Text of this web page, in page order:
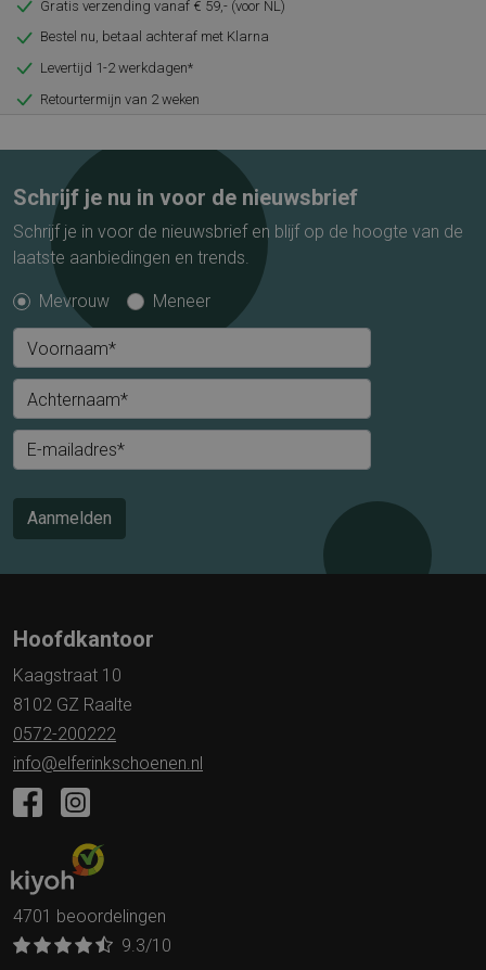
Gratis verzending vanaf € 59,- (voor NL)
Bestel nu, betaal achteraf met Klarna
Levertijd 1-2 werkdagen*
Retourtermijn van 2 weken
Schrijf je nu in voor de nieuwsbrief
Schrijf je in voor de nieuwsbrief en blijf op de hoogte van de
laatste aanbiedingen en trends.
Mevrouw Meneer
Voornaam*
Achternaam*
E-mailadres*
Aanmelden
Hoofdkantoor
Kaagstraat 10
8102 GZ Raalte
0572-200222
info@elferinkschoenen.nl
4701 beoordelingen
9.3/10